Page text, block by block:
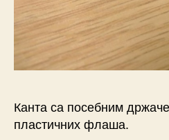
Канта са посебним
пластичних флаша.